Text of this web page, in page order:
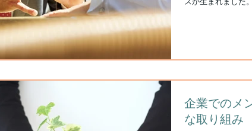
存症や薬物中毒が
アメリカ政府は、
タントが配置されたのです。 1980年
められ、急速に普
幅も広がりました
企業でのメ
な取り組み